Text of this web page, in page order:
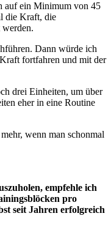
auf ein Minimum von 45
die Kraft, die
Dann würde ich
fortfahren und mit der
drei Einheiten, um über
eher in eine Routine
wenn man schonmal
empfehle ich
pro
seit Jahren erfolgreich